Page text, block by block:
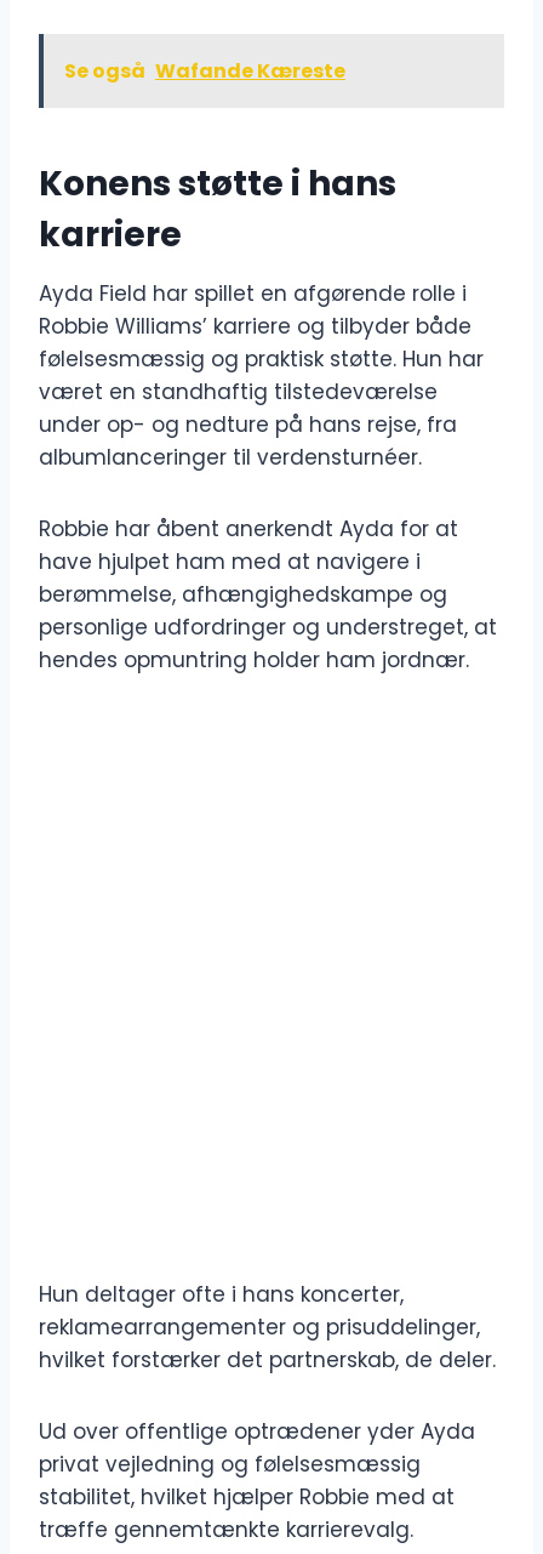
Se også Wafande Kæreste
Konens støtte i hans
karriere
Ayda Field har spillet en afgørende rolle i
Robbie Williams’ karriere og tilbyder både
følelsesmæssig og praktisk støtte. Hun har
været en standhaftig tilstedeværelse
under op- og nedture på hans rejse, fra
albumlanceringer til verdensturnéer.
Robbie har åbent anerkendt Ayda for at
have hjulpet ham med at navigere i
berømmelse, afhængighedskampe og
personlige udfordringer og understreget, at
hendes opmuntring holder ham jordnær.
Hun deltager ofte i hans koncerter,
reklamearrangementer og prisuddelinger,
hvilket forstærker det partnerskab, de deler.
Ud over offentlige optrædener yder Ayda
privat vejledning og følelsesmæssig
stabilitet, hvilket hjælper Robbie med at
træffe gennemtænkte karrierevalg.